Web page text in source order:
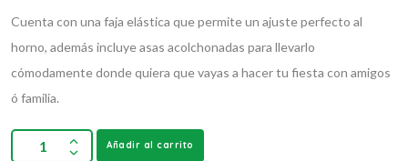
Cuenta con una faja elástica que permite un ajuste perfecto al
horno, además incluye asas acolchonadas para llevarlo
cómodamente donde quiera que vayas a hacer tu fiesta con amigos
ó familia.
Añadir al carrito